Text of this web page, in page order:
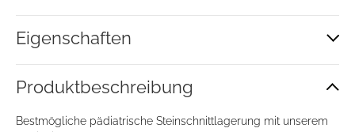
Eigenschaften
Produkt­beschreibung
Bestmögliche pädiatrische Steinschnittlagerung mit unserem